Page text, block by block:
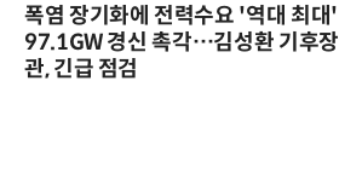
폭염 장기화에 전력수요 '역대 최대'
97.1GW 경신 촉각…김성환 기후장
관, 긴급 점검